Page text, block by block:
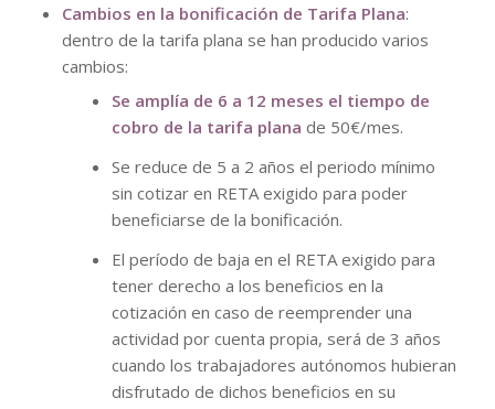
Cambios en la bonificación de Tarifa Plana:
dentro de la tarifa plana se han producido varios
cambios:
Se amplía de 6 a 12 meses el tiempo de
cobro de la tarifa plana de 50€/mes.
Se reduce de 5 a 2 años el periodo mínimo
sin cotizar en RETA exigido para poder
beneficiarse de la bonificación.
El período de baja en el RETA exigido para
tener derecho a los beneficios en la
cotización en caso de reemprender una
actividad por cuenta propia, será de 3 años
cuando los trabajadores autónomos hubieran
disfrutado de dichos beneficios en su